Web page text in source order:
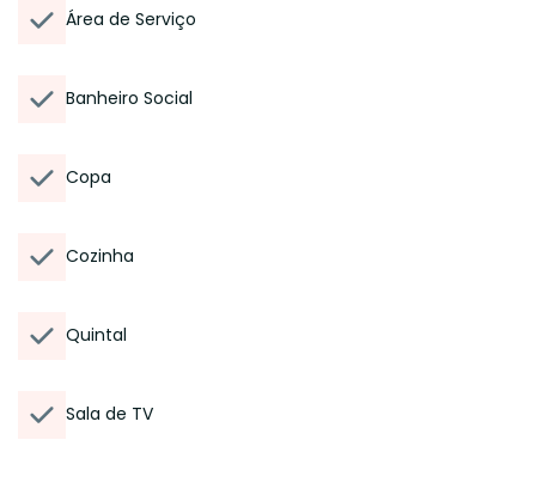
Área de Serviço
Banheiro Social
Copa
Cozinha
Quintal
Sala de TV